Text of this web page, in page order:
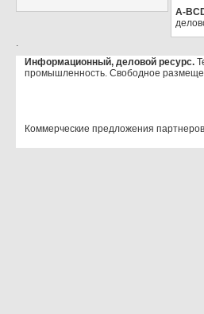
A-
.
Информационный, деловой ресурс.
промышленность. Свободное
Коммерческие предложения